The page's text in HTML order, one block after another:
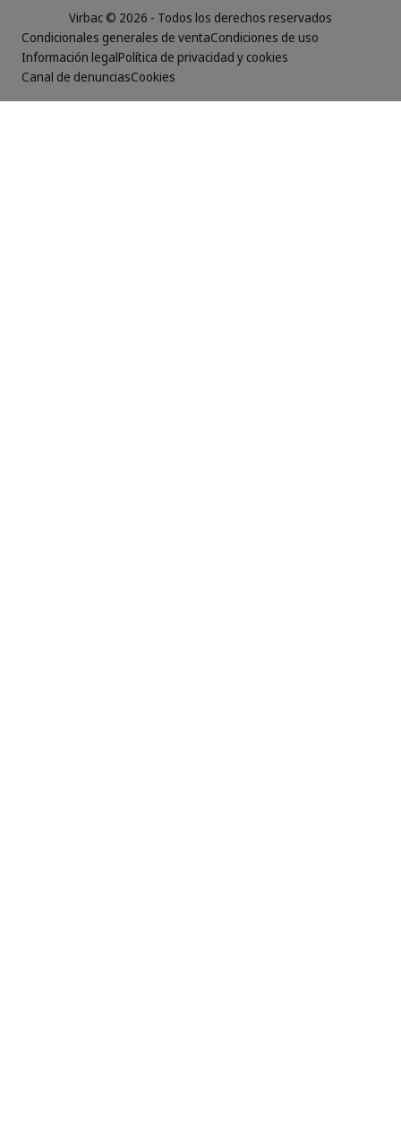
Virbac © 2026 - Todos los derechos reservados
Condicionales generales de ventaCondiciones de uso
Información legalPolítica de privacidad y cookies
Canal de denunciasCookies